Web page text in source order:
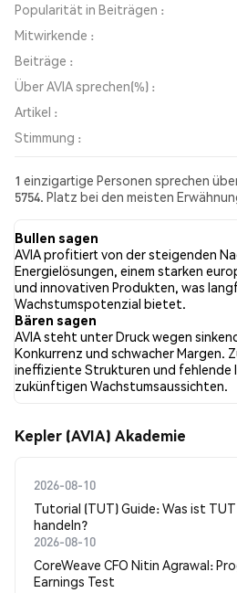
Popularität in Beiträgen :
Mitwirkende :
Beiträge :
Über AVIA sprechen(%) :
Artikel :
Stimmung :
1 einzigartige Personen sprechen
5754. Platz bei den meisten
Stimmung gegenüber AVIA in allen
Schließlich wurden 0
Auf Twitter hatten 0.00% der Tweets
Vergleich zu 0.00% der Tweets mit
über AVIA. 100.00% der Tweets
Diese Stimmungen basieren auf 1
Bullen sagen
AVIA profitiert von der steigenden
Energielösungen, einem starken
und innovativen Produkten, was
Wachstumspotenzial bietet.
Bären sagen
AVIA steht unter Druck wegen
Konkurrenz und schwacher Margen.
ineffiziente Strukturen und fehlende
zukünftigen Wachstumsaussichten.
Kepler (AVIA) Akademie
2026-08-10
Tutorial (TUT) Guide: Was ist
handeln?
2026-08-10
CoreWeave CFO Nitin Agrawal:
Earnings Test